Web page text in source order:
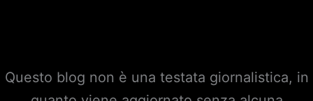
Questo blog non è una testata giornalistica, in